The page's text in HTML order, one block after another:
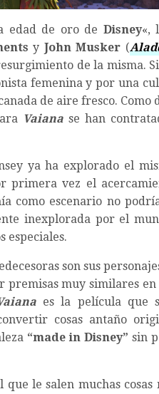
edad de oro de Disney«,
y John Musker (
de la misma.
femenina y por una
de aire fresco. Como
Vaiana se han
ya ha explorado el
primera vez el
como escenario no
inexplorada por el
especiales.
son sus
premisas muy similares en
es la película que
cosas antaño
“made in Disney” sin
le salen muchas cosas